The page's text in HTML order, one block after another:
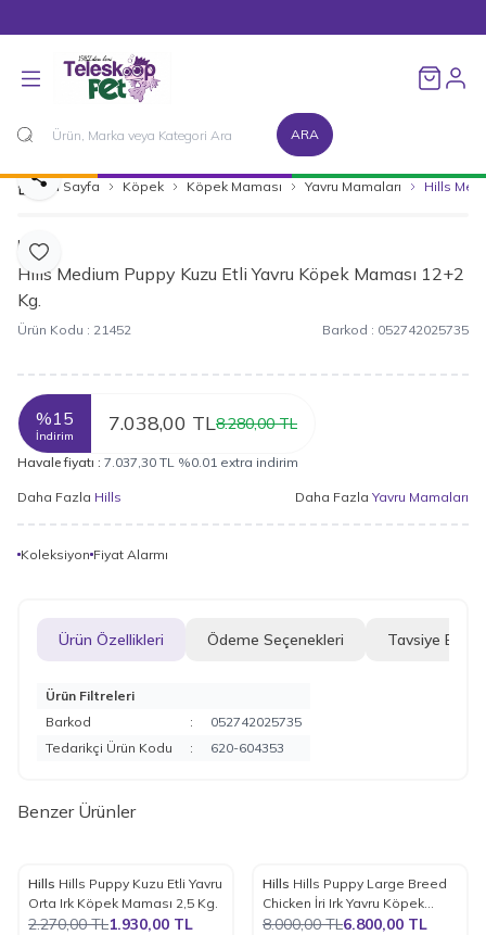
ARA
Ana Sayfa Köpek Köpek Maması Yavru Mamaları Hills
Favoriye Ekle
Paylaş
Hills
Hills Medium Puppy Kuzu Etli Yavru Köpek Maması 12+2
Kg.
Ürün Kodu : 21452 Barkod : 052742025735
%15
İndirim
7.038,00 TL8.280,00TL
Havale fiyatı : 7.037,30 TL %0.01 extra indirim
Daha Fazla Hills Daha Fazla Yavru Mamaları
Koleksiyon Fiyat Alarmı
Ürün Özellikleri Ödeme Seçenekleri Tavsiye Et
Ürün Filtreleri
Barkod
:
052742025735
Tedarikçi Ürün Kodu
: 620-604353
Benzer Ürünler
%15
Favorilere Ekle
Hills Hills Puppy Kuzu Etli Yavru
Orta Irk Köpek Maması 2,5 Kg.
2.270,00TL1.930,00 TL
%15
Favorilere Ekle
Hills Hills Puppy Large Breed
Chicken İri Irk Yavru Köpek
Maması 14.5 Kg.
8.000,00TL6.800,00 TL